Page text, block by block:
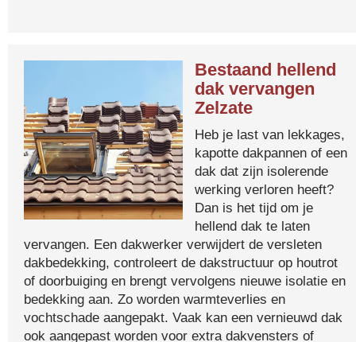
Bestaand hellend
dak vervangen
Zelzate
Heb je last van lekkages,
kapotte dakpannen of een
dak dat zijn isolerende
werking verloren heeft?
Dan is het tijd om je
hellend dak te laten
vervangen. Een dakwerker verwijdert de versleten
dakbedekking, controleert de dakstructuur op houtrot
of doorbuiging en brengt vervolgens nieuwe isolatie en
bedekking aan. Zo worden warmteverlies en
vochtschade aangepakt. Vaak kan een vernieuwd dak
ook aangepast worden voor extra dakvensters of